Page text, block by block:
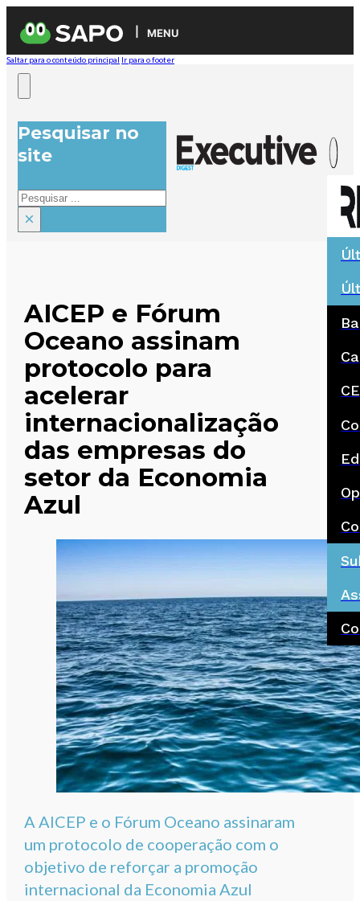
MENU
Saltar para o conteúdo principal Ir para o footer
Pesquisar no
site
Pesquisar
×
AICEP e Fórum
Oceano assinam
protocolo para
acelerar
internacionalização
das empresas do
setor da Economia
Azul
A AICEP e o Fórum Oceano assinaram
um protocolo de cooperação com o
objetivo de reforçar a promoção
internacional da Economia Azul